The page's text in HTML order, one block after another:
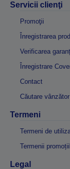
Servicii clienţi
Promoţii
Înregistrarea
Verificarea
Înregistrare
Contact
Căutare vânzător
Termeni
Termeni de
Termenii
Legal